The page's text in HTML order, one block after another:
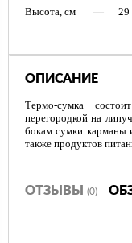
Высота, см
— 29
ОПИСАНИЕ
Термо-сумка
перегородкой на
бокам сумки карманы
также продуктов
ОТЗЫВЫ (0)